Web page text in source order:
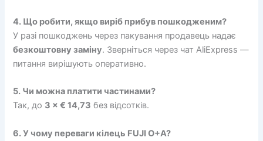
4. Що робити, якщо виріб прибув пошкодженим?
У разі пошкоджень через пакування продавець надає
безкоштовну заміну. Зверніться через чат AliExpress —
питання вирішують оперативно.
5. Чи можна платити частинами?
Так, до 3 × € 14,73 без відсотків.
6. У чому переваги кілець FUJI O+A?